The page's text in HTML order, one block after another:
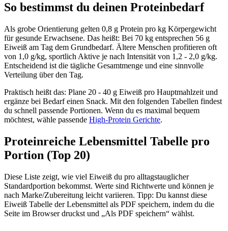
So bestimmst du deinen Proteinbedarf
Als grobe Orientierung gelten 0,8 g Protein pro kg Körpergewicht
für gesunde Erwachsene. Das heißt: Bei 70 kg entsprechen 56 g
Eiweiß am Tag dem Grundbedarf. Ältere Menschen profitieren oft
von 1,0 g/kg, sportlich Aktive je nach Intensität von 1,2 - 2,0 g/kg.
Entscheidend ist die tägliche Gesamtmenge und eine sinnvolle
Verteilung über den Tag.
Praktisch heißt das: Plane 20 - 40 g Eiweiß pro Hauptmahlzeit und
ergänze bei Bedarf einen Snack. Mit den folgenden Tabellen findest
du schnell passende Portionen. Wenn du es maximal bequem
möchtest, wähle passende High-Protein Gerichte.
Proteinreiche Lebensmittel Tabelle pro
Portion (Top 20)
Diese Liste zeigt, wie viel Eiweiß du pro alltagstauglicher
Standardportion bekommst. Werte sind Richtwerte und können je
nach Marke/Zubereitung leicht variieren. Tipp: Du kannst diese
Eiweiß Tabelle der Lebensmittel als PDF speichern, indem du die
Seite im Browser druckst und „Als PDF speichern“ wählst.